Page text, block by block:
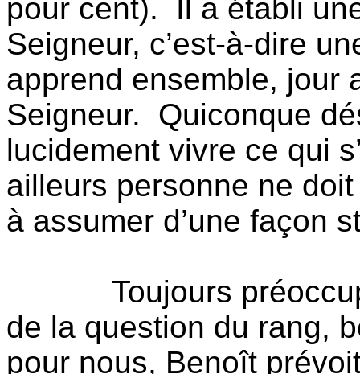
pour cent).
Il a établi
Seigneur, c’est-à-dire
apprend ensemble, jour
Seigneur.
Quiconque
lucidement vivre ce qui
ailleurs personne ne doit
à assumer d’une façon
Toujours
de la question du rang,
pour nous, Benoît